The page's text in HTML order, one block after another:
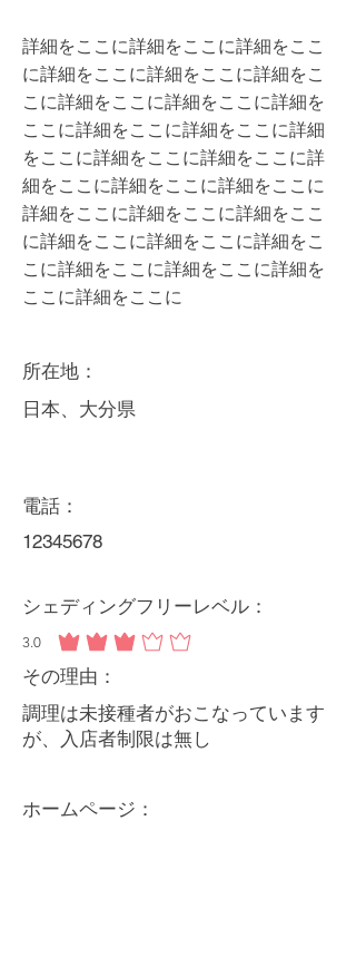
詳細をここに詳細をここに詳細をここ
に詳細をここに詳細をここに詳細をこ
こに詳細をここに詳細をここに詳細を
ここに詳細をここに詳細をここに詳細
をここに詳細をここに詳細をここに詳
細をここに詳細をここに詳細をここに
詳細をここに詳細をここに詳細をここ
に詳細をここに詳細をここに詳細をこ
こに詳細をここに詳細をここに詳細を
ここに詳細をここに
所在地：
日本、大分県
電話：
12345678
シェディングフリーレベル：
3.0
平均評価 3 /5
その理由：
調理は未接種者がおこなっています
が、入店者制限は無し
ホームページ：